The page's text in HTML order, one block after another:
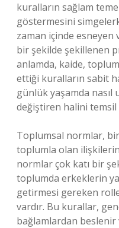
kuralların sağlam
göstermesini
zaman içinde esneyen
bir şekilde şekillenen
anlamda, kaide,
ettiği kuralların sabit
günlük yaşamda nasıl
değiştiren halini temsil
Toplumsal normlar,
toplumla olan
normlar çok katı bir
toplumda erkeklerin
getirmesi gereken
vardır. Bu kurallar,
bağlamlardan